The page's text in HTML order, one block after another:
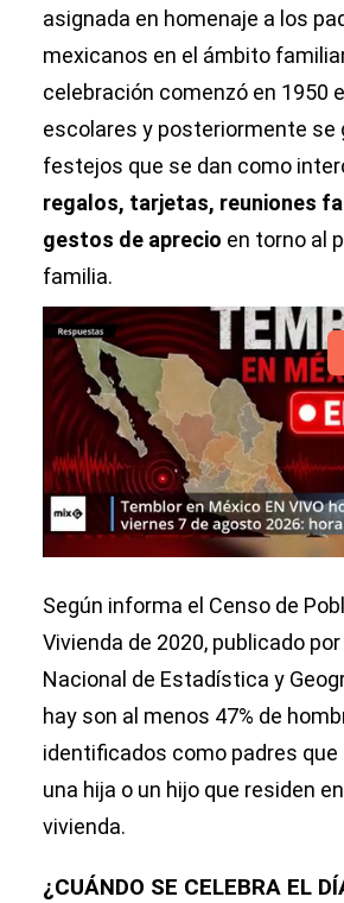
asignada en homenaje a los
mexicanos en el ámbito
celebración comenzó en 1950
escolares y posteriormente se
festejos que se dan como
regalos, tarjetas, reuniones
gestos de aprecio en torno al
familia.
Según informa el Censo de
Vivienda de 2020, publicado
Nacional de Estadística y
hay son al menos 47% de
identificados como padres
una hija o un hijo que residen
vivienda.
¿CUÁNDO SE CELEBRA EL